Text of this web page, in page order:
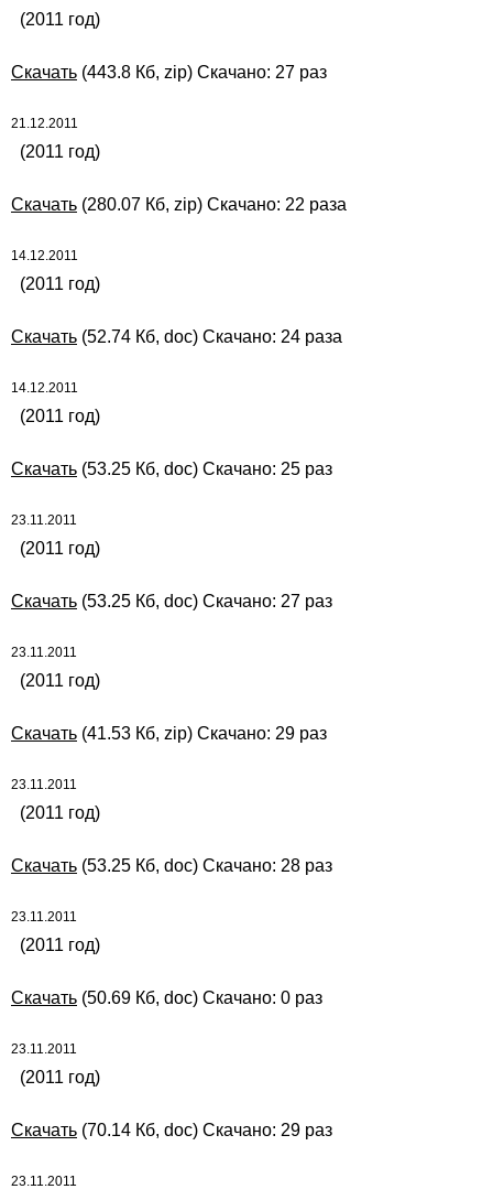
(2011 год)
Скачать (443.8 Кб, zip) Скачано: 27 раз
21.12.2011
(2011 год)
Скачать (280.07 Кб, zip) Скачано: 22 раза
14.12.2011
(2011 год)
Скачать (52.74 Кб, doc) Скачано: 24 раза
14.12.2011
(2011 год)
Скачать (53.25 Кб, doc) Скачано: 25 раз
23.11.2011
(2011 год)
Скачать (53.25 Кб, doc) Скачано: 27 раз
23.11.2011
(2011 год)
Скачать (41.53 Кб, zip) Скачано: 29 раз
23.11.2011
(2011 год)
Скачать (53.25 Кб, doc) Скачано: 28 раз
23.11.2011
(2011 год)
Скачать (50.69 Кб, doc) Скачано: 0 раз
23.11.2011
(2011 год)
Скачать (70.14 Кб, doc) Скачано: 29 раз
23.11.2011